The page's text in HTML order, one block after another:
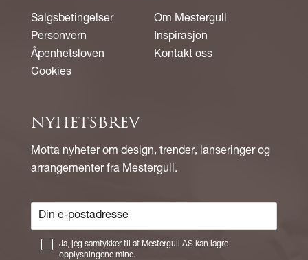
Salgsbetingelser
Personvern
Åpenhetsloven
Cookies
Om Mestergull
Inspirasjon
Kontakt oss
NYHETSBREV
Motta nyheter om design, trender, lanseringer og
arrangementer fra Mestergull.
Ja, jeg samtykker til at Mestergull AS kan lagre
opplysningene mine.